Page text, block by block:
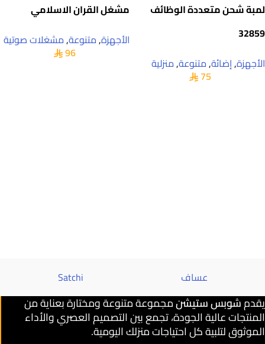
لمبة شحن متعددة الوظائف
32859
الأجهزة,إضائة,متنوعة,منزلية
75
مشغل القران الاسلامي
الأجهزة,متنوعة,مشغلات صوتية
96
عساف Satchi
يقدمشوبس ستيشنمجموعة متنوعة ومختارة بعناية من
المنتجات عالية الجودة، تجمع بين التصميم العصري والأداء
الموثوق لتلبية كل احتياجات منزلك اليومية.